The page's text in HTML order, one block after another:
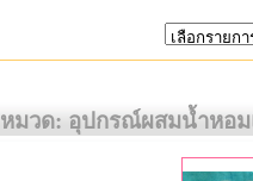
หมวด: อุปกรณ์ผสมน้ำหอ